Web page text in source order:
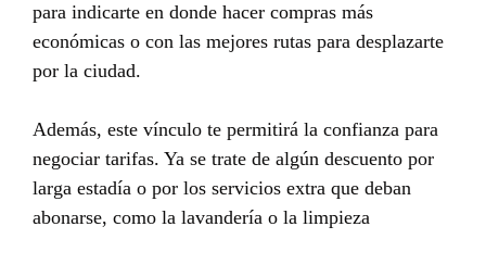
para indicarte en donde hacer compras más
económicas o con las mejores rutas para desplazarte
por la ciudad.
Además, este vínculo te permitirá la confianza para
negociar tarifas. Ya se trate de algún descuento por
larga estadía o por los servicios extra que deban
abonarse, como la lavandería o la limpieza